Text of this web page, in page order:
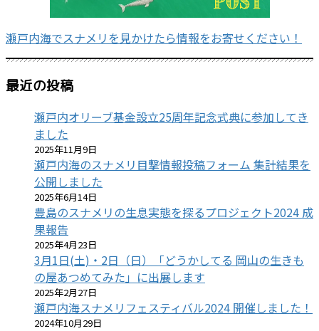
瀬戸内海でスナメリを見かけたら情報をお寄せください！
最近の投稿
瀬戸内オリーブ基金設立25周年記念式典に参加してき
ました
2025年11月9日
瀬戸内海のスナメリ目撃情報投稿フォーム 集計結果を
公開しました
2025年6月14日
豊島のスナメリの生息実態を探るプロジェクト2024 成
果報告
2025年4月23日
3月1日(土)・2日（日）「どうかしてる 岡山の生きも
の屋あつめてみた」に出展します
2025年2月27日
瀬戸内海スナメリフェスティバル2024 開催しました！
2024年10月29日